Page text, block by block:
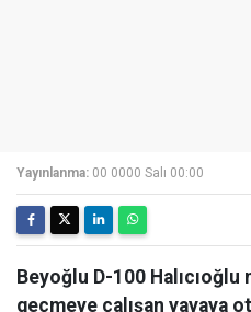
Yayınlanma: 00 0000 Salı 00:00
Beyoğlu D-100 Halıcıoğlu
geçmeye çalışan yayaya